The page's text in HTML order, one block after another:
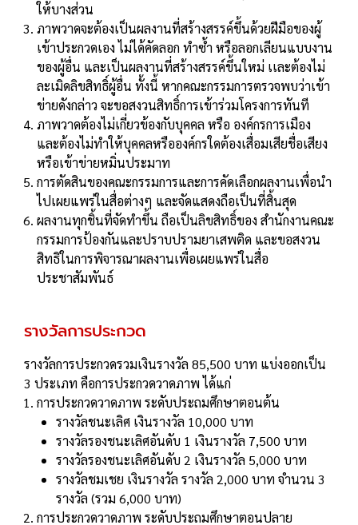
ให้บางส่วน
ภาพวาดจะต้องเป็นผลงานที่สร้างสรรค์ขึ้นด้วยฝีมือของผู้
เข้าประกวดเอง ไม่ได้คัดลอก ทำซ้ำ หรือลอกเลียนแบบงาน
ของผู้อื่น และเป็นผลงานที่สร้างสรรค์ขึ้นใหม่ เเละต้องไม่
ละเมิดลิขสิทธิ์ผู้อื่น ทั้งนี้ หากคณะกรรมการตรวจพบว่าเข้า
ข่ายดังกล่าว จะขอสงวนสิทธิ์การเข้าร่วมโครงการทันที
ภาพวาดต้องไม่เกี่ยวข้องกับบุคคล หรือ องค์กรการเมือง
และต้องไม่ทำให้บุคคลหรือองค์กรใดต้องเสื่อมเสียชื่อเสียง
หรือเข้าข่ายหมิ่นประมาท
การตัดสินของคณะกรรมการและการคัดเลือกผลงานเพื่อนำ
ไปเผยแพร่ในสื่อต่างๆ และจัดแสดงถือเป็นที่สิ้นสุด
ผลงานทุกชิ้นที่จัดทำขึ้น ถือเป็นลิขสิทธิ์ของ สำนักงานคณะ
กรรมการป้องกันและปราบปรามยาเสพติด และขอสงวน
สิทธิในการพิจารณาผลงานเพื่อเผยแพร่ในสื่อ
ประชาสัมพันธ์
รางวัลการประกวด
รางวัลการประกวดรวมเงินรางวัล 85,500 บาท แบ่งออกเป็น
3 ประเภท คือการประกวดวาดภาพ ได้แก่
การประกวดวาดภาพ ระดับประถมศึกษาตอนต้น
รางวัลชนะเลิศ เงินรางวัล 10,000 บาท
รางวัลรองชนะเลิศอันดับ 1 เงินรางวัล 7,500 บาท
รางวัลรองชนะเลิศอันดับ 2 เงินรางวัล 5,000 บาท
รางวัลชมเชย เงินรางวัล รางวัล 2,000 บาท จำนวน 3
รางวัล (รวม 6,000 บาท)
การประกวดวาดภาพ ระดับประถมศึกษาตอนปลาย